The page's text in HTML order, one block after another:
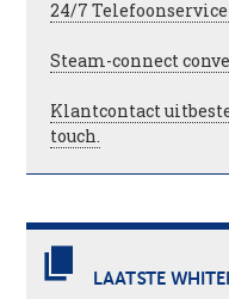
24/7
Steam-connect
Klantcontact
touch.
LAATSTE